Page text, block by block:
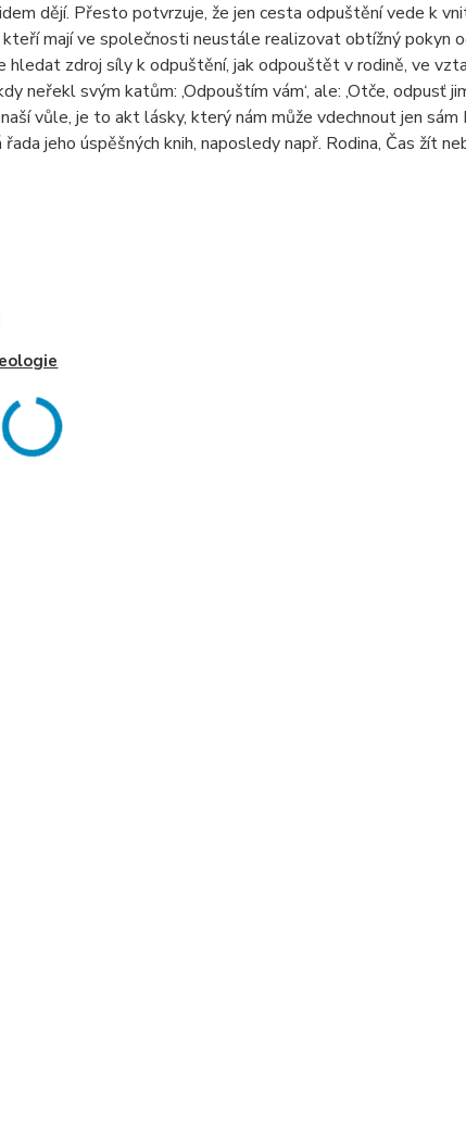
dějí. Přesto potvrzuje, že jen cesta odpuštění vede k
mají ve společnosti neustále realizovat obtížný pokyn
hledat zdroj síly k odpuštění, jak odpouštět v rodině, ve
neřekl svým katům: ‚Odpouštím vám‘, ale: ‚Otče, odpusť
vůle, je to akt lásky, který nám může vdechnout jen sám
jeho úspěšných knih, naposledy např. Rodina, Čas žít